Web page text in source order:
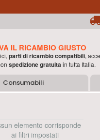
IL RICAMBIO GIUSTO
, parti di ricambio compatibili,
spedizione gratuita in tutta Italia.
Consumabili
elemento corrisponde
ai filtri impostati